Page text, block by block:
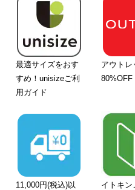
最適サイズをおす
すめ！unisizeご利
用ガイド
アウトレ
80%OFF
11,000円(税込)以
イトキン